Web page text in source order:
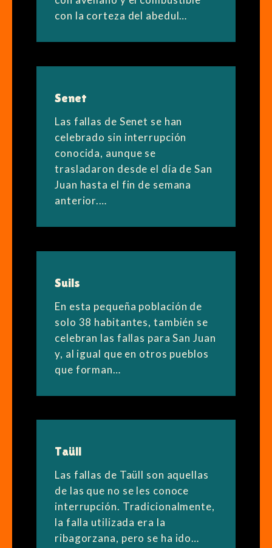
con la corteza del abedul…
Senet
Las fallas de Senet se han
celebrado sin interrupción
conocida, aunque se
trasladaron desde el día de San
Juan hasta el fin de semana
anterior.…
Suils
En esta pequeña población de
solo 38 habitantes, también se
celebran las fallas para San Juan
y, al igual que en otros pueblos
que forman…
Taüll
Las fallas de Taüll son aquellas
de las que no se les conoce
interrupción. Tradicionalmente,
la falla utilizada era la
ribagorzana, pero se ha ido…